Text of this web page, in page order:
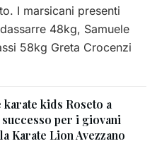
I marsicani presenti
48kg, Samuele
58kg Greta Crocenzi
karate kids Roseto a
per i giovani
Karate Lion Avezzano